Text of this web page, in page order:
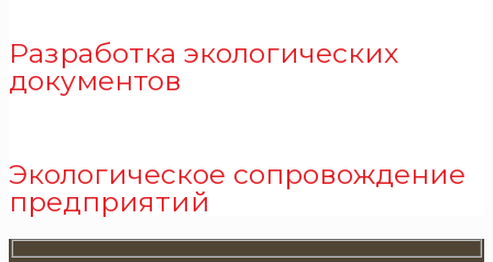
Разработка экологических
документов
Экологическое сопровождение
предприятий